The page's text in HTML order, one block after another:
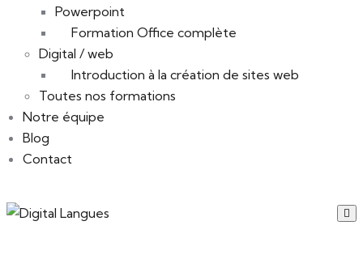
Powerpoint
Formation Office complète
Digital / web
Introduction à la création de sites web
Toutes nos formations
Notre équipe
Blog
Contact